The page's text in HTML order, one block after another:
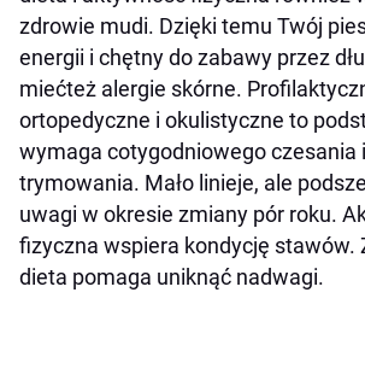
zdrowie mudi. Dzięki temu Twój
energii i chętny do zabawy przez
miećteż alergie skórne.
ortopedyczne i okulistyczne to
wymaga cotygodniowego czesania
trymowania. Mało linieje, ale
uwagi w okresie zmiany pór roku.
fizyczna wspiera kondycję stawów.
dieta pomaga uniknąć nadwagi.